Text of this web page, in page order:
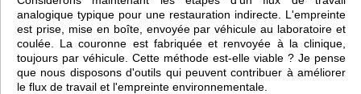
analogique typique pour une restauration indirecte. L'empreinte
est prise, mise en boîte, envoyée par véhicule au laboratoire et
coulée. La couronne est fabriquée et renvoyée à la clinique,
toujours par véhicule. Cette méthode est-elle viable ? Je pense
que nous disposons d'outils qui peuvent contribuer à améliorer
le flux de travail et l'empreinte environnementale.